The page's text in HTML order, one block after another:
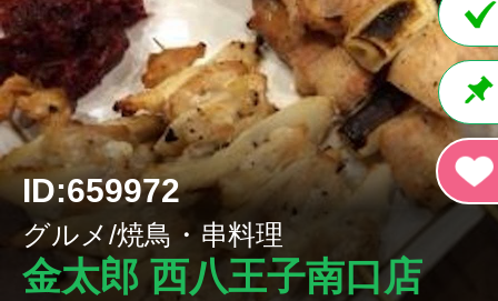
ID:659972
グルメ/焼鳥・串料理
金太郎 西八王子南口店